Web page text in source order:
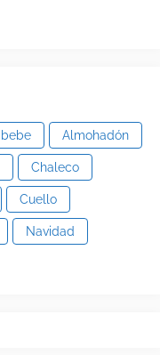
Almohadón
Chaleco
Cuello
Navidad